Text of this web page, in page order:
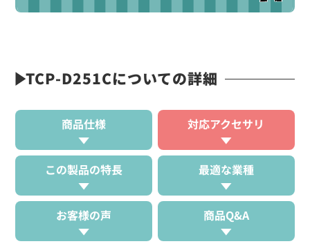
TCP-D251Cについての詳細
商品仕様 対応アクセサリ
この製品の特長 最適な業種
お客様の声 商品Q&A